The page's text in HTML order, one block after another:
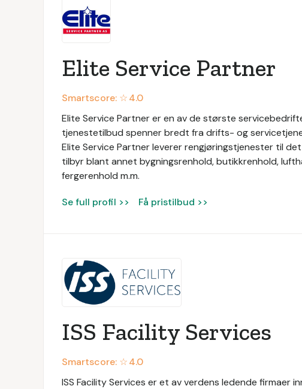
Elite Service Partner
Smartscore: ☆4.0
Elite Service Partner er en av de største
tjenestetilbud spenner bredt fra drifts- og
Elite Service Partner leverer rengjøringstjenester til
tilbyr blant annet bygningsrenhold, butikkrenhold,
fergerenhold m.m.
Se full profil >> Få pristilbud >>
ISS Facility Services
Smartscore: ☆4.0
ISS Facility Services er et av verdens ledende firmaer